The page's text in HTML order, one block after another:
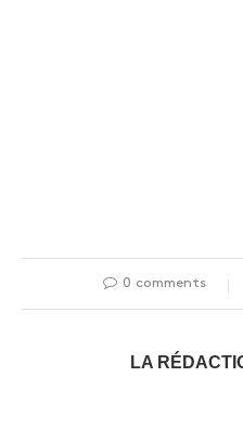
0 comments
LA